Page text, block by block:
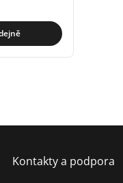
Kontakty a podpora